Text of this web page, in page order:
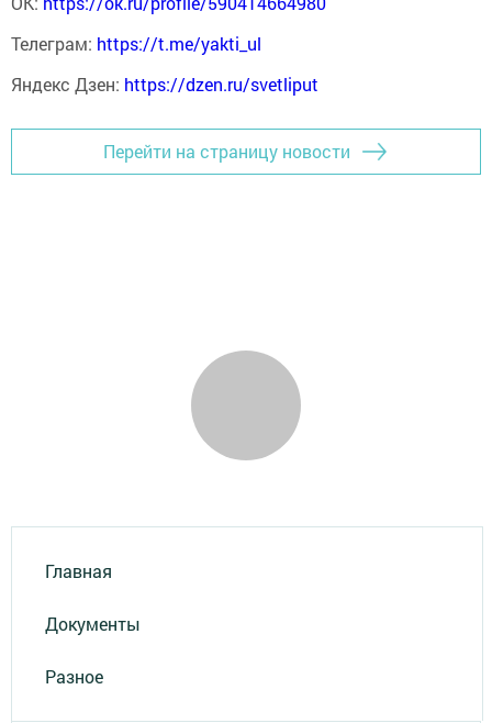
Телеграм: https://t.me/yakti_ul
Яндекс Дзен: https://dzen.ru/svetliput
Перейти на страницу новости
Главная
Документы
Разное